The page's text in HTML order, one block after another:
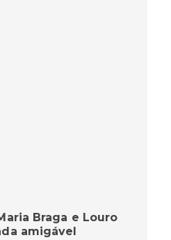
Braga e Louro
amigável